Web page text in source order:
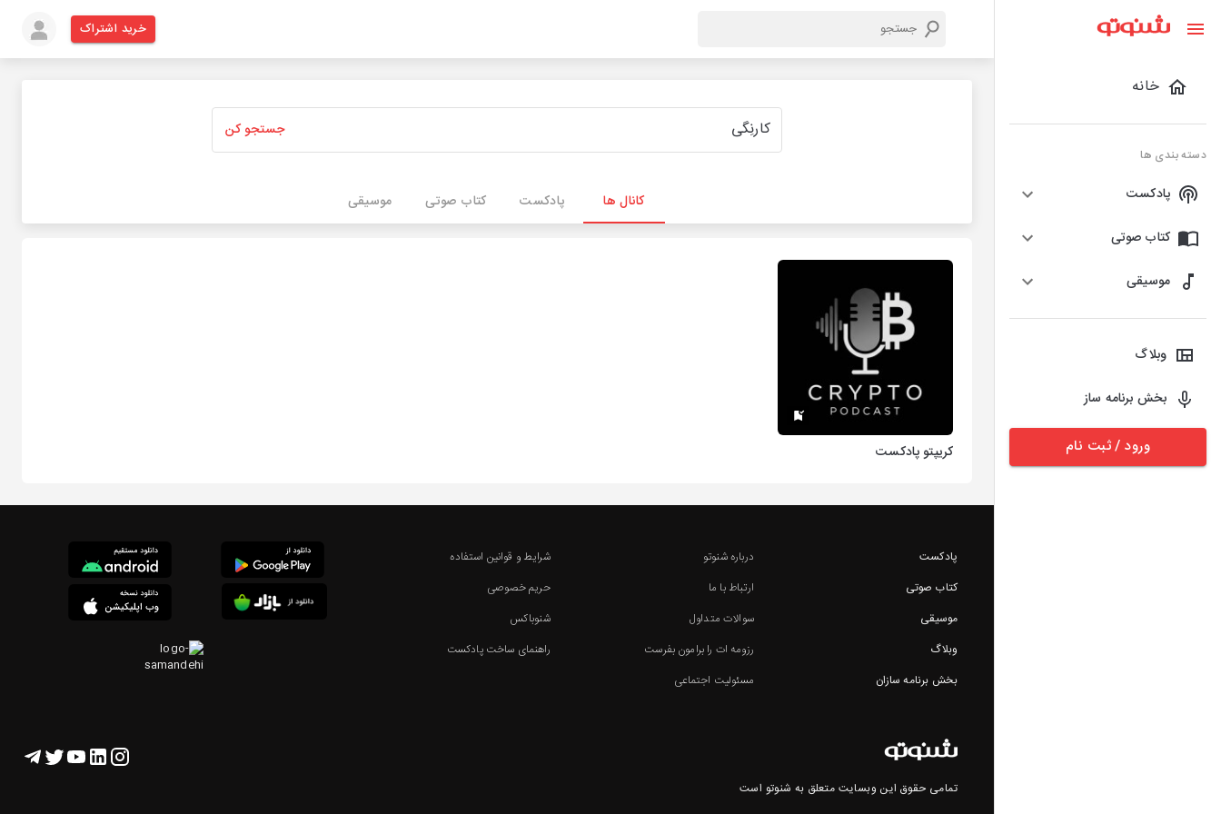
خانه
دسته بندی ها
پادکست
کتاب صوتی
موسیقی
وبلاگ
بخش برنامه ساز
ورود / ثبت نام
خرید اشتراک
جستجو کن
کانال ها پادکست کتاب صوتی موسیقی
کریپتو پادکست
پادکست
کتاب صوتی
موسیقی
وبلاگ
بخش برنامه سازان
درباره شنوتو
ارتباط با ما
سوالات متداول
رزومه ات را برامون بفرست
مسئولیت اجتماعی
شرایط و قوانین استفاده
حریم خصوصی
شنوباکس
راهنمای ساخت پادکست
تمامی حقوق این وبسایت متعلق به شنوتو است